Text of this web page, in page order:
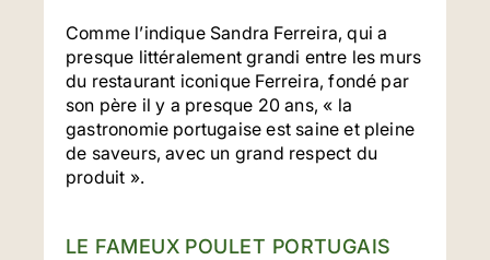
Comme l’indique Sandra Ferreira, qui a
presque littéralement grandi entre les murs
du restaurant iconique Ferreira, fondé par
son père il y a presque 20 ans, « la
gastronomie portugaise est saine et pleine
de saveurs, avec un grand respect du
produit ».
LE FAMEUX POULET PORTUGAIS